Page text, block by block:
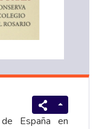
España en